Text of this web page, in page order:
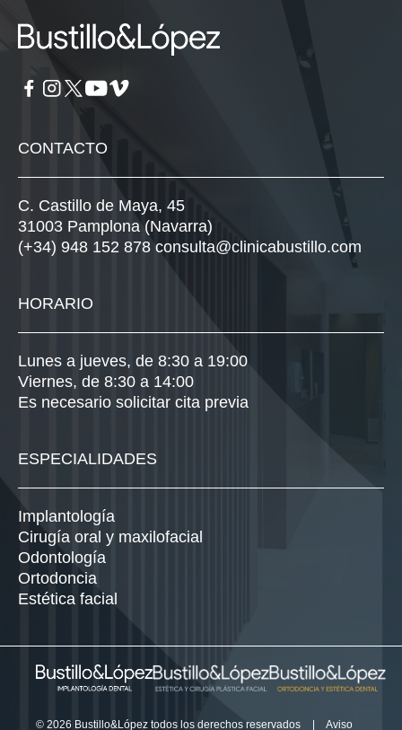
CONTACTO
C. Castillo de Maya, 45
31003 Pamplona (Navarra)
(+34) 948 152 878 consulta@clinicabustillo.com
HORARIO
Lunes a jueves, de 8:30 a 19:00
Viernes, de 8:30 a 14:00
Es necesario solicitar cita previa
ESPECIALIDADES
Implantología
Cirugía oral y maxilofacial
Odontología
Ortodoncia
Estética facial
© 2026 Bustillo&López todos los derechos reservados Aviso